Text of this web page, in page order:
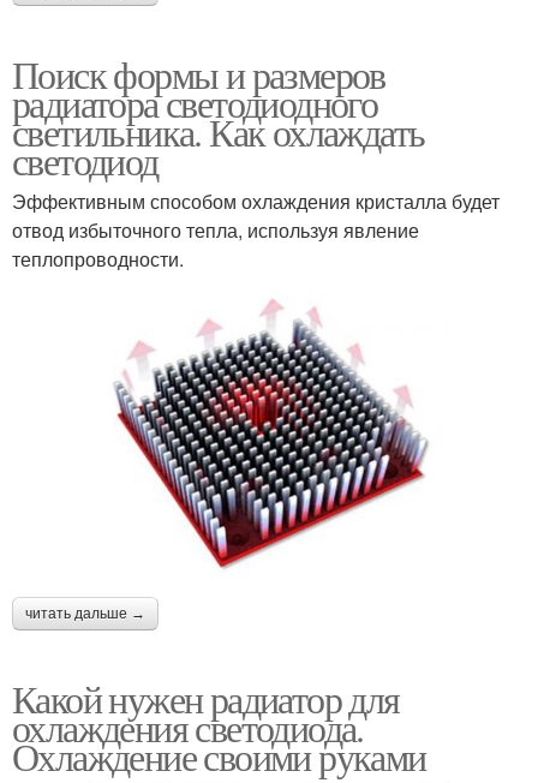
Поиск формы и размеров
радиатора светодиодного
светильника. Как охлаждать
светодиод
Эффективным способом охлаждения кристалла будет
отвод избыточного тепла, используя явление
теплопроводности.
читать дальше →
Какой нужен радиатор для
охлаждения светодиода.
Охлаждение своими руками